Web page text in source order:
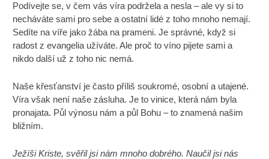
Podívejte se, v čem vás víra podržela a nesla – ale vy si to
necháváte sami pro sebe a ostatní lidé z toho mnoho nemají.
Sedíte na víře jako žába na prameni. Je správné, když si
radost z evangelia užíváte. Ale proč to víno pijete sami a
nikdo další už z toho nic nemá.
Naše křesťanství je často příliš soukromé, osobní a utajené.
Víra však není naše zásluha. Je to vinice, která nám byla
pronajata. Půl výnosu nám a půl Bohu – to znamená našim
bližním.
Ježíši Kriste, svěřil jsi nám mnoho dobrého. Naučil jsi nás